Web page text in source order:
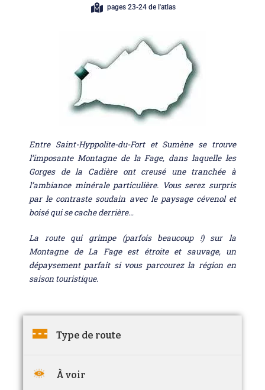
pages 23-24 de l'atlas
Entre Saint-Hyppolite-du-Fort et Sumène se trouve
l’imposante Montagne de la Fage, dans laquelle les
Gorges de la Cadière ont creusé une tranchée à
l’ambiance minérale particulière. Vous serez surpris
par le contraste soudain avec le paysage cévenol et
boisé qui se cache derrière…
La route qui grimpe (parfois beaucoup !) sur la
Montagne de La Fage est étroite et sauvage, un
dépaysement parfait si vous parcourez la région en
saison touristique.
Type de route
À voir